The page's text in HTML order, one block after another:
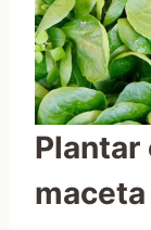
Plantar
maceta